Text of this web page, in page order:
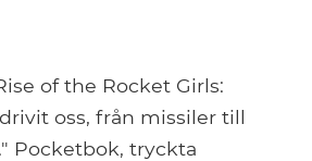
of the Rocket Girls:
oss, från missiler till
Pocketbok, tryckta